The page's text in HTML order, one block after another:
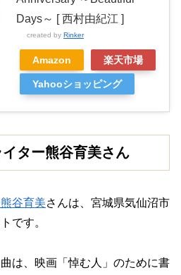
Days～ [ 西村由紀江 ]
created by Rinker
Amazon 楽天市場
Yahooショッピング
ター熊谷育美さん
谷育美さんは、宮城県気仙沼市
です。
は、映画「悼む人」のために書